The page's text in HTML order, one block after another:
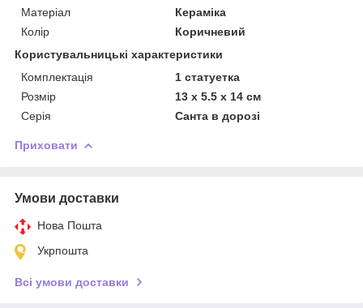
Матеріал
Кераміка
Колір
Коричневий
Користувальницькі характеристики
Комплектація
1 статуетка
Розмір
13 х 5.5 х 14 см
Серія
Санта в дорозі
Приховати
Умови доставки
Нова Пошта
Укрпошта
Всі умови доставки